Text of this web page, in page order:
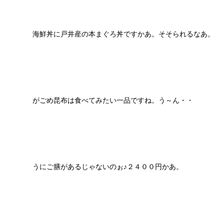
海鮮丼に戸井産の本まぐろ丼ですかあ。そそられるなあ。
がごめ昆布は食べてみたい一品ですね。う～ん・・
うにご膳があるじゃないのぉ♪２４００円かあ。